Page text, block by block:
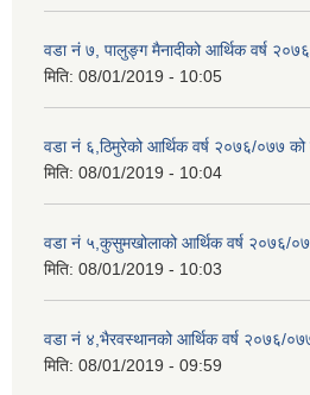
वडा नं ७, पालुङ्ग मैनादीको आर्थिक वर्ष
मिति: 08/01/2019 - 10:05
वडा नं ६,ठिमुरेको आर्थिक वर्ष २०७६/०७७
मिति: 08/01/2019 - 10:04
वडा नं ५,कुसुमखोलाको आर्थिक वर्ष २०७६/
मिति: 08/01/2019 - 10:03
वडा नं ४,भैरवस्थानको आर्थिक वर्ष २०७६/
मिति: 08/01/2019 - 09:59